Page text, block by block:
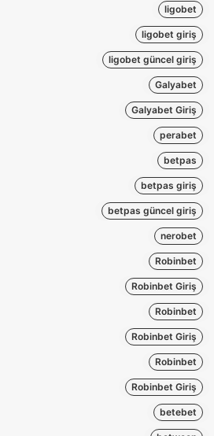
ligobet
ligobet giriş
ligobet güncel giriş
Galyabet
Galyabet Giriş
perabet
betpas
betpas giriş
betpas güncel giriş
nerobet
Robinbet
Robinbet Giriş
Robinbet
Robinbet Giriş
Robinbet
Robinbet Giriş
betebet